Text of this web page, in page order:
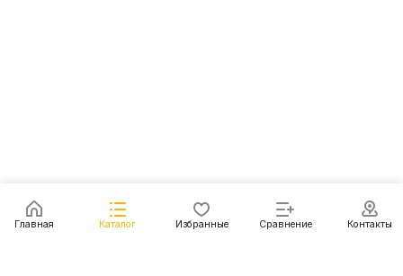
Главная Каталог Избранные Сравнение Контакты